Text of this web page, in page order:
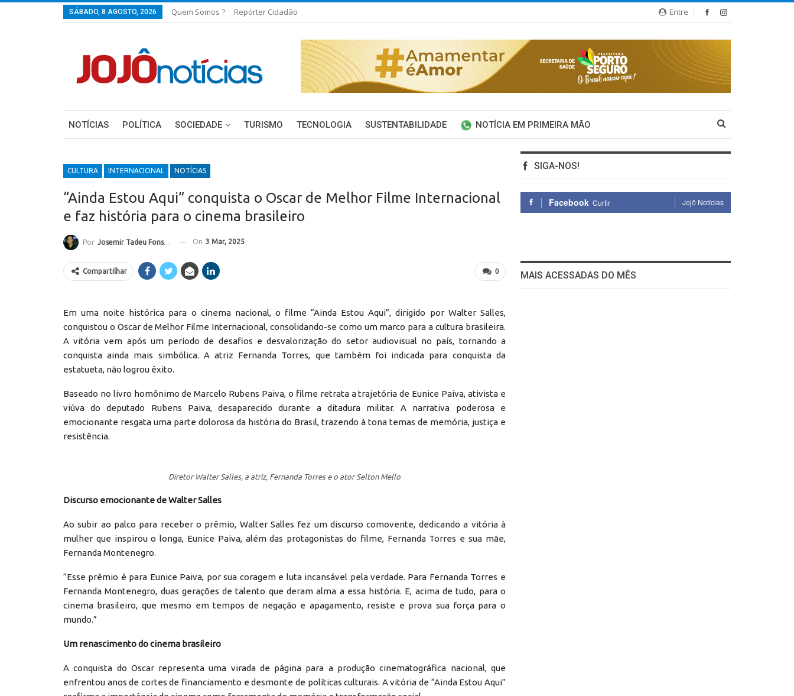
Entre
SÁBADO, 8 AGOSTO, 2026 Quem Somos ? Repórter Cidadão
NOTÍCIAS POLÍTICA SOCIEDADE TURISMO TECNOLOGIA SUSTENTABILIDADE NOTÍCIA EM PRIMEIRA MÃO
CULTURA INTERNACIONAL NOTÍCIAS
“Ainda Estou Aqui” conquista o Oscar de Melhor Filme Internacional
e faz história para o cinema brasileiro
Por Josemir Tadeu Fonseca On 3 Mar, 2025
0
Compartilhar
Em uma noite histórica para o cinema nacional, o filme “Ainda Estou Aqui”, dirigido por Walter Salles,
conquistou o Oscar de Melhor Filme Internacional, consolidando-se como um marco para a cultura brasileira.
A vitória vem após um período de desafios e desvalorização do setor audiovisual no país, tornando a
conquista ainda mais simbólica. A atriz Fernanda Torres, que também foi indicada para conquista da
estatueta, não logrou êxito.
Baseado no livro homônimo de Marcelo Rubens Paiva, o filme retrata a trajetória de Eunice Paiva, ativista e
viúva do deputado Rubens Paiva, desaparecido durante a ditadura militar. A narrativa poderosa e
emocionante resgata uma parte dolorosa da história do Brasil, trazendo à tona temas de memória, justiça e
resistência.
Diretor Walter Salles, a atriz, Fernanda Torres e o ator Selton Mello
Discurso emocionante de Walter Salles
Ao subir ao palco para receber o prêmio, Walter Salles fez um discurso comovente, dedicando a vitória à
mulher que inspirou o longa, Eunice Paiva, além das protagonistas do filme, Fernanda Torres e sua mãe,
Fernanda Montenegro.
“Esse prêmio é para Eunice Paiva, por sua coragem e luta incansável pela verdade. Para Fernanda Torres e
Fernanda Montenegro, duas gerações de talento que deram alma a essa história. E, acima de tudo, para o
cinema brasileiro, que mesmo em tempos de negação e apagamento, resiste e prova sua força para o
mundo.”
Um renascimento do cinema brasileiro
A conquista do Oscar representa uma virada de página para a produção cinematográfica nacional, que
enfrentou anos de cortes de financiamento e desmonte de políticas culturais. A vitória de “Ainda Estou Aqui”
SIGA-NOS!
Facebook Curtir Jojô Notícias
MAIS ACESSADAS DO MÊS